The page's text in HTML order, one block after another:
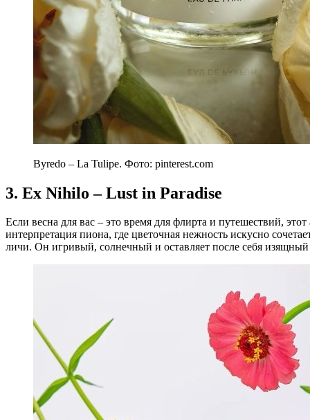
Byredo – La Tulipe. Фото: pinterest.com
3. Ex Nihilo – Lust in Paradise
Если весна для вас – это время для флирта и путешествий,
интерпретация пиона, где цветочная нежность искусно
личи. Он игривый, солнечный и оставляет после себя